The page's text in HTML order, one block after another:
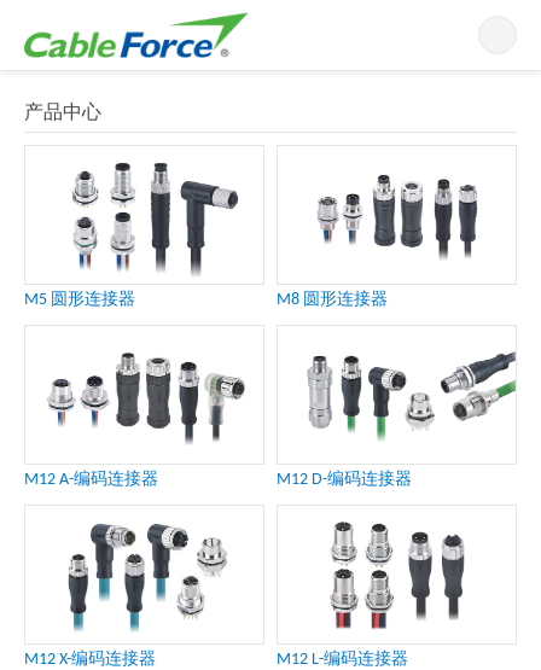
产品中心
M5 圆形连接器 M8 圆形连接器
M12 A-编码连接器 M12 D-编码连接器
M12 X-编码连接器 M12 L-编码连接器